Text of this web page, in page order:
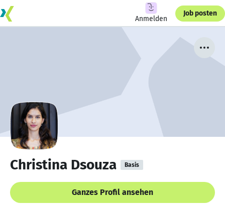
Anmelden
Job posten
Christina Dsouza Basis
Ganzes Profil ansehen